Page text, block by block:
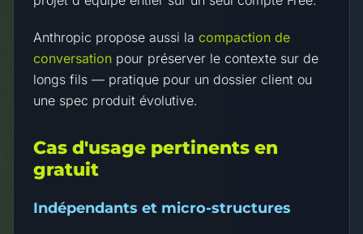
Anthropic propose aussi la compaction de
conversation pour préserver le contexte sur de
longs fils — pratique pour un dossier client ou
une spec produit évolutive.
Cas d'usage pertinents en
gratuit
Indépendants et micro-structures